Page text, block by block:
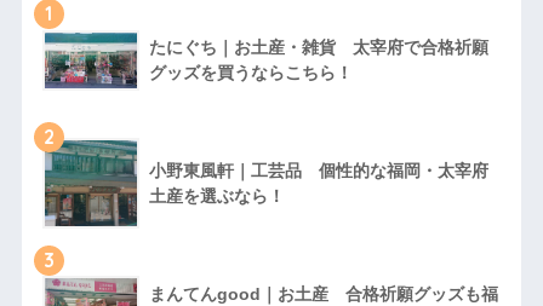
1
たにぐち｜お土産・雑貨 太宰府で合格祈願
グッズを買うならこちら！
2
小野東風軒｜工芸品 個性的な福岡・太宰府
土産を選ぶなら！
3
まんてんgood｜お土産 合格祈願グッズも福